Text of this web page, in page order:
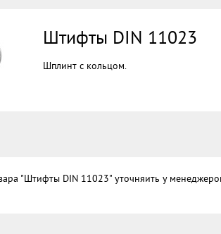
Штифты DIN 11023
Шплинт с кольцом.
"Штифты DIN 11023" уточняить у